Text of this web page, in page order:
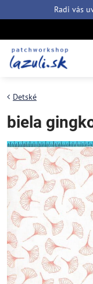
Radi vás
Detské
biela